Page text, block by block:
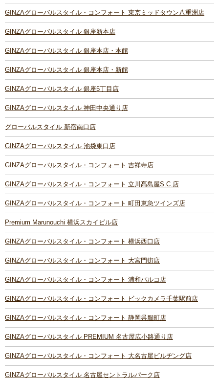
GINZAグローバルスタイル・コンフォート 東京ミッドタウン八重洲店
GINZAグローバルスタイル 銀座新本店
GINZAグローバルスタイル 銀座本店・本館
GINZAグローバルスタイル 銀座本店・新館
GINZAグローバルスタイル 銀座5丁目店
GINZAグローバルスタイル 神田中央通り店
グローバルスタイル 新宿南口店
GINZAグローバルスタイル 池袋東口店
GINZAグローバルスタイル・コンフォート 吉祥寺店
GINZAグローバルスタイル・コンフォート 立川髙島屋S.C.店
GINZAグローバルスタイル・コンフォート 町田東急ツインズ店
Premium Marunouchi 横浜スカイビル店
GINZAグローバルスタイル・コンフォート 横浜西口店
GINZAグローバルスタイル・コンフォート 大宮門街店
GINZAグローバルスタイル・コンフォート 浦和パルコ店
GINZAグローバルスタイル・コンフォート ビックカメラ千葉駅前店
GINZAグローバルスタイル・コンフォート 静岡呉服町店
GINZAグローバルスタイル PREMIUM 名古屋広小路通り店
GINZAグローバルスタイル・コンフォート 大名古屋ビルヂング店
GINZAグローバルスタイル 名古屋セントラルパーク店